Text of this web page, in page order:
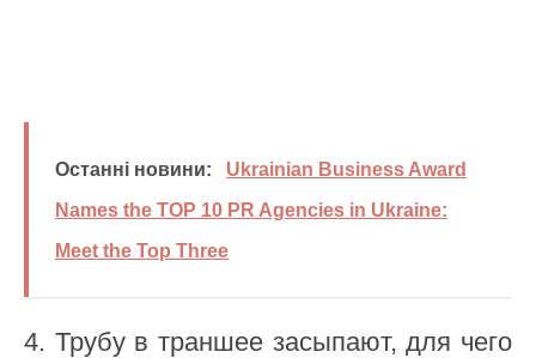
Останні новини:
Ukrainian Business Award
Names the TOP 10 PR Agencies in Ukraine:
Meet the Top Three
4. Трубу в траншее засыпают, для чего